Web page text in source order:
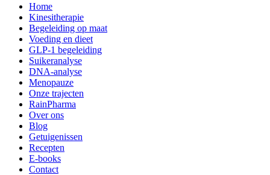
Home
Kinesitherapie
Begeleiding op maat
Voeding en dieet
GLP-1 begeleiding
Suikeranalyse
DNA-analyse
Menopauze
Onze trajecten
RainPharma
Over ons
Blog
Getuigenissen
Recepten
E-books
Contact